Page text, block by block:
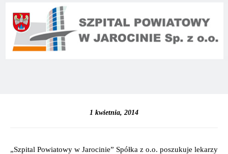
1 kwietnia, 2014
„Szpital Powiatowy w Jarocinie” Spółka z o.o. poszukuje lekarzy